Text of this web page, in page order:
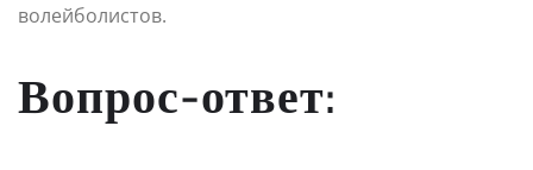
волейболистов.
Вопрос-ответ: